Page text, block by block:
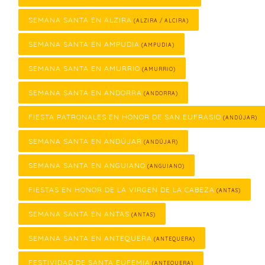
SEMANA SANTA EN ALZIRA (ALZIRA / ALCIRA)
SEMANA SANTA EN AMPUDIA (AMPUDIA)
SEMANA SANTA EN AMURRIO (AMURRIO)
SEMANA SANTA EN ANDORRA (ANDORRA)
FIESTA PATRONALES EN HONOR DE SAN EUFRASIO (ANDÚJAR)
SEMANA SANTA EN ANDÚJAR (ANDÚJAR)
SEMANA SANTA EN ANGUIANO (ANGUIANO)
FIESTAS EN HONOR DE LA VIRGEN DE LA CABEZA (ANTAS)
SEMANA SANTA EN ANTAS (ANTAS)
SEMANA SANTA EN ANTEQUERA (ANTEQUERA)
FESTIVIDAD DE SANTA EUFEMIA (ANTEQUERA)